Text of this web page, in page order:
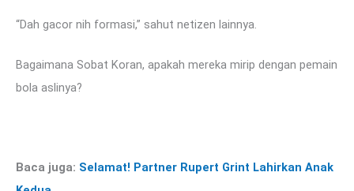
“Dah gacor nih formasi,” sahut netizen lainnya.
Bagaimana Sobat Koran, apakah mereka mirip dengan pemain
bola aslinya?
Baca juga: Selamat! Partner Rupert Grint Lahirkan Anak